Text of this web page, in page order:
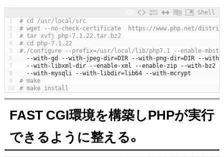
Shell
1
2
3
4
5
6
7
8
9
10
# cd /usr/local/src
# wget --no-check-certificate  https://www.php.net/
# tar xvfj php-7.1.22.tar.bz2
# cd php-7.1.22
#./configure --prefix=/usr/local/lib/php7.1 --enable-
--with-gd --with-jpeg-dir=DIR --with-png-dir=DIR --with-
--with-libxml -dir --enable-xml --enable-zip --with- bz2
--with-mysqli --with-libdir=lib64 --with-mcrypt
# make
# make install
FAST CGI環境を構築しPHPが実行
できるように整える。